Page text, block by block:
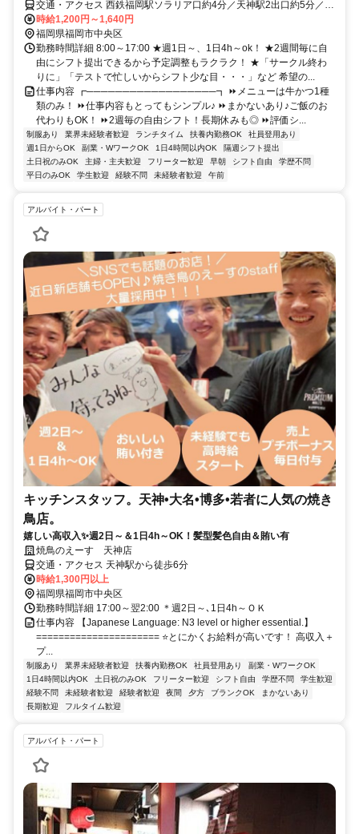
交通・アクセス 西鉄福岡駅ソラリア口約4分／天神駅2出口約5分／天
神南駅1出口約7分
時給1,200円～1,640円
福岡県福岡市中央区
勤務時間詳細 8:00～17:00 ★週1日～、1日4h～ok！ ★2週間毎に自
由にシフト提出できるから予定調整もラクラク！ ★「サークル終わ
りに」「テストで忙しいからシフト少な目・・・」など 希望の...
仕事内容 ┏──────────────────┓ ⏩メニューは牛かつ1種
類のみ！ ⏩仕事内容もとってもシンプル♪ ⏩まかないあり♪ご飯のお
代わりもOK！ ⏩2週毎の自由シフト！長期休みも◎ ⏩評価シ...
制服あり 業界未経験者歓迎 ランチタイム 扶養内勤務OK
社員登用あり
週1日からOK
副業・WワークOK 1日4時間以内OK
隔週シフト提出
土日祝のみOK
主婦・主夫歓迎 フリーター歓迎 早朝 シフト自由
学歴不問
平日のみOK
学生歓迎 経験不問 未経験者歓迎 午前
アルバイト・パート
キッチンスタッフ。天神•大名•博多•若者に人気の焼き
鳥店。
嬉しい高収入✨週2日～＆1日4h～OK！髪型髪色自由＆賄い有
焼鳥のえーす 天神店
交通・アクセス 天神駅から徒歩6分
時給1,300円以上
福岡県福岡市中央区
勤務時間詳細 17:00～翌2:00 ＊週2日～､1日4h～ＯＫ
仕事内容 【Japanese Language: N3 level or higher essential.】
====================== ⭐とにかくお給料が高いです！ 高収入＋
プ...
制服あり 業界未経験者歓迎 扶養内勤務OK 社員登用あり
副業・WワークOK
1日4時間以内OK
土日祝のみOK フリーター歓迎 シフト自由 学歴不問
学生歓迎
経験不問
未経験者歓迎 経験者歓迎 夜間 夕方 ブランクOK
まかないあり
長期歓迎
フルタイム歓迎
アルバイト・パート